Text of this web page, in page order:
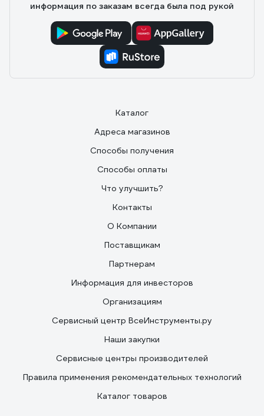
информация по заказам всегда была под рукой
Каталог
Адреса магазинов
Способы получения
Способы оплаты
Что улучшить?
Контакты
О Компании
Поставщикам
Партнерам
Информация для инвесторов
Организациям
Сервисный центр ВсеИнструменты.ру
Наши закупки
Сервисные центры производителей
Правила применения рекомендательных технологий
Каталог товаров